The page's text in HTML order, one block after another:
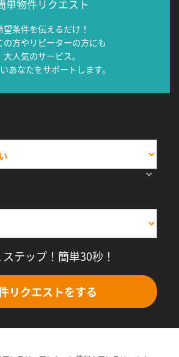
単物件リクエスト
望条件を伝えるだけ！
の方やリピーターの方にも
大人気のサービス。
あなたをサポートします。
テップ！簡単30秒！
リクエストをする